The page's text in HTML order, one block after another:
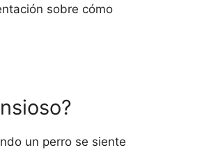
sobre cómo
un perro se siente